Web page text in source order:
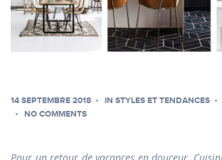
14 SEPTEMBRE 2018 IN STYLES ET TENDANCES
NO COMMENTS